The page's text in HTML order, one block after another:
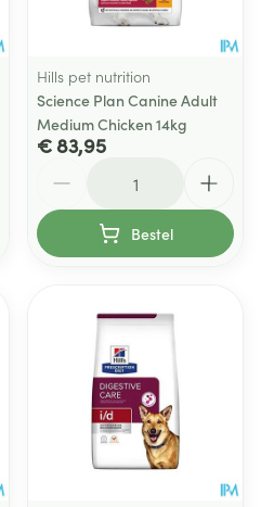
Hills pet nutrition
Science Plan Canine Adult
Medium Chicken 14kg
€ 83,95
Bestel